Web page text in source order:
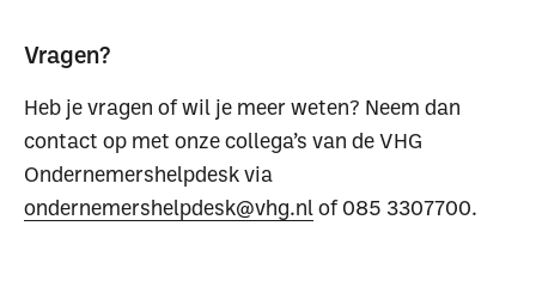
Vragen?
Heb je vragen of wil je meer weten? Neem dan
contact op met onze collega’s van de VHG
Ondernemershelpdesk via
ondernemershelpdesk@vhg.nl of 085 3307700.